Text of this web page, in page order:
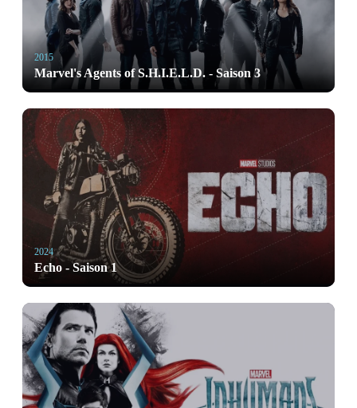
2015
Marvel's Agents of S.H.I.E.L.D. - Saison 3
2024
Echo - Saison 1